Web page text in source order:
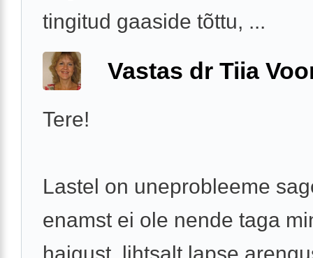
tingitud gaaside tõttu, ...
Vastas dr Tiia
Tere!
Lastel on uneprobleeme
enamst ei ole nende taga